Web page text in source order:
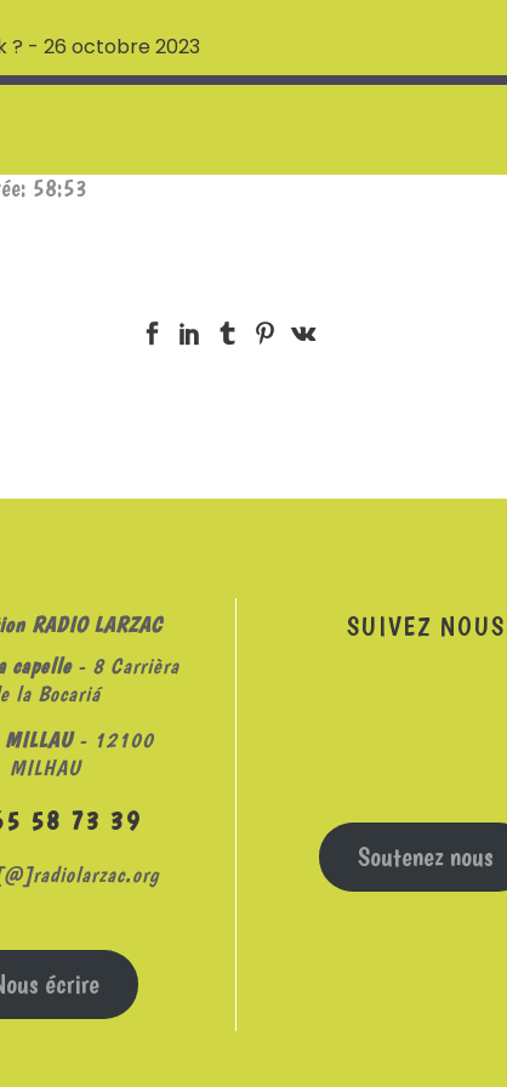
? - 26 octobre 2023
58:53
RADIO LARZAC
capelle- 8 Carrièra
la Bocariá
- 12100
MILHAU
58 73 39
écrire
SUIVEZ NOUS
Soutenez nous